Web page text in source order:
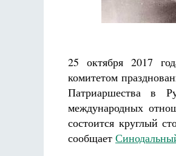
25 октября 2017
комитетом
Патриаршества в
международных
состоится круглый
сообщает